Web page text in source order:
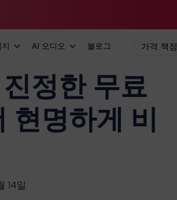
AI 오디오 블로그 가격 책정
정한 무료
현명하게 비
14일